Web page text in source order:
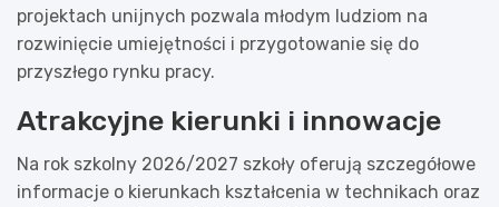
projektach unijnych pozwala młodym ludziom na
rozwinięcie umiejętności i przygotowanie się do
przyszłego rynku pracy.
Atrakcyjne kierunki i innowacje
Na rok szkolny 2026/2027 szkoły oferują szczegółowe
informacje o kierunkach kształcenia w technikach oraz